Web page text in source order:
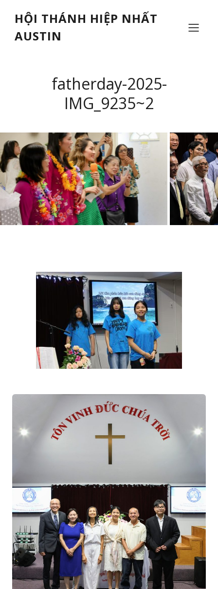
HỘI THÁNH HIỆP NHẤT
AUSTIN
fatherday-2025-
IMG_9235~2